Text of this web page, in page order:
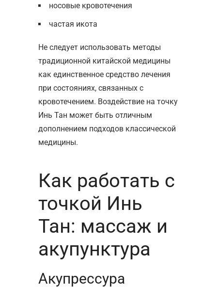
носовые кровотечения
частая икота
Не следует использовать методы
традиционной китайской медицины
как единственное средство лечения
при состояниях, связанных с
кровотечением. Воздействие на точку
Инь Тан может быть отличным
дополнением подходов классической
медицины.
Как работать с
точкой Инь
Тан: массаж и
акупунктура
Акупрессура